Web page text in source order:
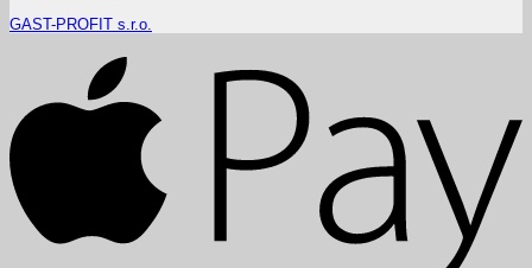
GAST-PROFIT s.r.o.